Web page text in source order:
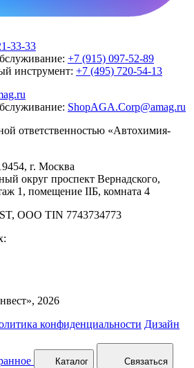
33-33
+7 (915) 097-52-89
инструмент: +7 (495) 720-54-13
ShopAGA.Corp@amag.ru
ответственностью «Автохимия-
г. Москва
округ проспект Вернадского,
1, помещение IIБ, комната 4
OOO TIN 7743734773
2026
конфиденциальности Дизайн
Каталог Связаться